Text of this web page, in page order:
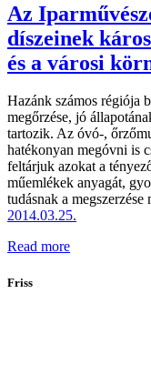
Az
díszeinek
és a városi
Hazánk számos régiója
megőrzése, jó
tartozik. Az óvó-,
hatékonyan megóvni is
feltárjuk azokat a
műemlékek anyagát,
tudásnak a
2014.03.25.
Read more
Friss